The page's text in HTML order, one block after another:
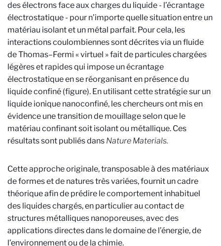
des électrons face aux charges du liquide - l’écrantage
électrostatique - pour n’importe quelle situation entre un
matériau isolant et un métal parfait. Pour cela, les
interactions coulombiennes sont décrites via un fluide
de Thomas–Fermi « virtuel » fait de particules chargées
légères et rapides qui impose un écrantage
électrostatique en se réorganisant en présence du
liquide confiné (figure). En utilisant cette stratégie sur un
liquide ionique nanoconfiné, les chercheurs ont mis en
évidence une transition de mouillage selon que le
matériau confinant soit isolant ou métallique. Ces
résultats sont publiés dans Nature Materials.
Cette approche originale, transposable à des matériaux
de formes et de natures très variées, fournit un cadre
théorique afin de prédire le comportement inhabituel
des liquides chargés, en particulier au contact de
structures métalliques nanoporeuses, avec des
applications directes dans le domaine de l’énergie, de
l’environnement ou de la chimie.